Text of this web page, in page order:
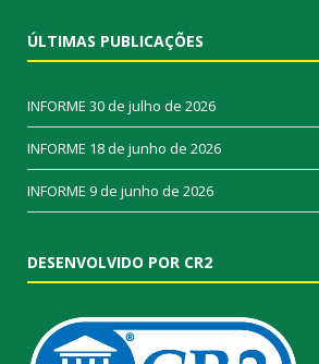
ÚLTIMAS PUBLICAÇÕES
INFORME 30 de julho de 2026
INFORME 18 de junho de 2026
INFORME 9 de junho de 2026
DESENVOLVIDO POR CR2